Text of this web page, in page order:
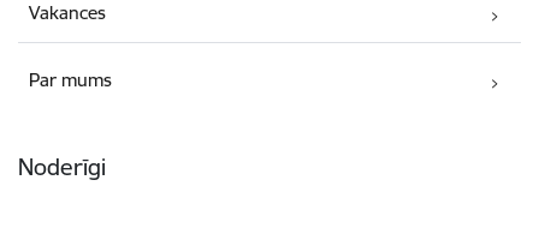
Vakances
Par mums
Noderīgi